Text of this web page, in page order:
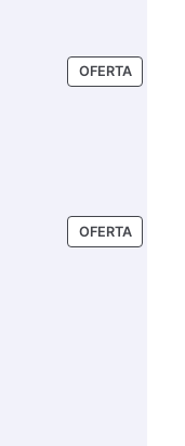
OFERTA
EN
OFERTA
EN